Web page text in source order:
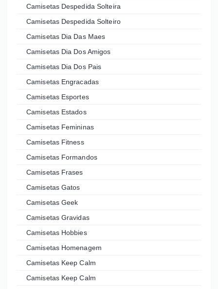
Camisetas Despedida Solteira
Camisetas Despedida Solteiro
Camisetas Dia Das Maes
Camisetas Dia Dos Amigos
Camisetas Dia Dos Pais
Camisetas Engracadas
Camisetas Esportes
Camisetas Estados
Camisetas Femininas
Camisetas Fitness
Camisetas Formandos
Camisetas Frases
Camisetas Gatos
Camisetas Geek
Camisetas Gravidas
Camisetas Hobbies
Camisetas Homenagem
Camisetas Keep Calm
Camisetas Keep Calm